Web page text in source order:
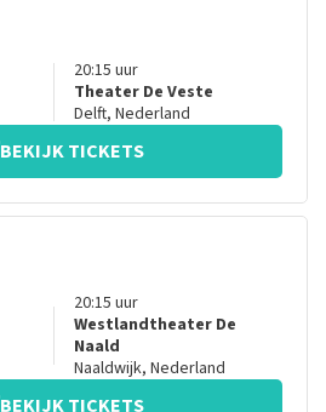
20:15 uur
Theater De Veste
Delft, Nederland
BEKIJK TICKETS
20:15 uur
Westlandtheater De
Naald
Naaldwijk, Nederland
BEKIJK TICKETS